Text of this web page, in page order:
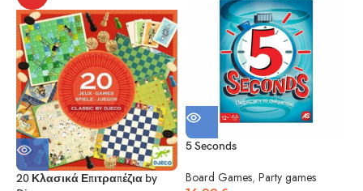
20 Κλασικά Επιτραπέζια by
5 Seconds
Board Games, Party games